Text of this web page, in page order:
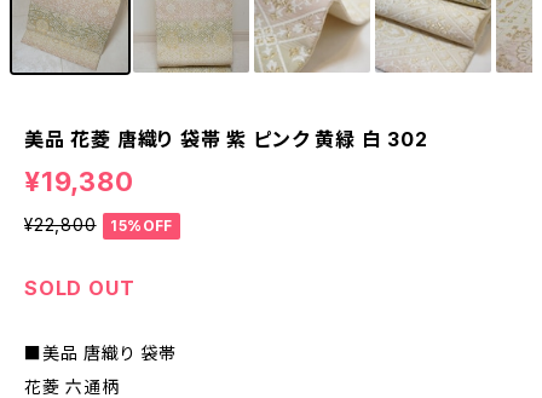
美品 花菱 唐織り 袋帯 紫 ピンク 黄緑 白 302
¥19,380
¥22,800 15%OFF
SOLD OUT
■美品 唐織り 袋帯
花菱 六通柄